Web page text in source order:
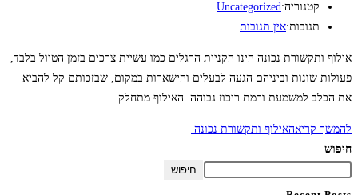
קטגוריה:Uncategorized
תגובות:אין תגובות
אילוף ותקשורת נכונה הינו הקניית הרגלים כמו עשיית צרכים בזמן הטיול בלבד,
פעולות שונות וביניהם הגעה לבעלים והישארות במקום, שבזכותם קל להביא
את הכלב למשמעת ורמת ריכוז גבוהה. האילוף מתחלק…
להמשך קריאהאילוף ותקשורת נכונה
חיפוש
חיפוש